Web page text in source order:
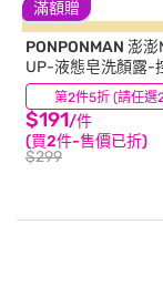
滿額贈
第2件5折 (請任選
PONPONMAN 澎澎
UP-液態皂洗顏露-
150g
$191/件
(買2件-售價已折)
$299
(0)